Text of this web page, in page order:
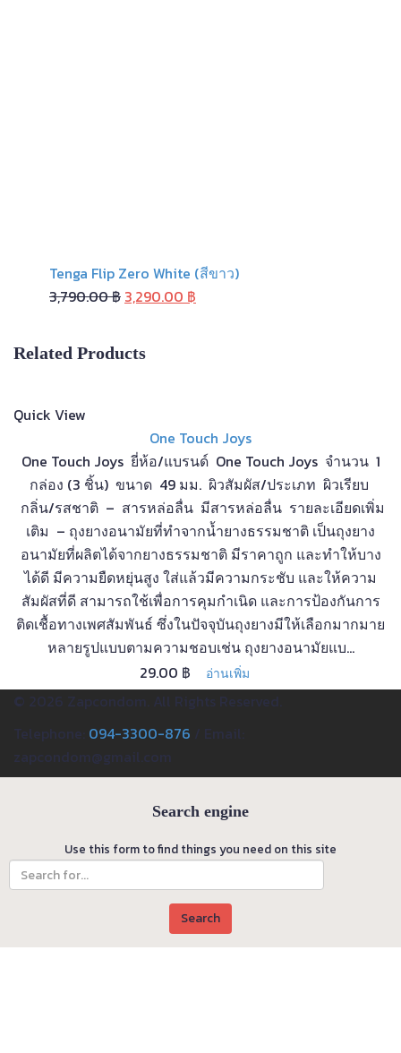
Tenga Flip Zero White (สีขาว)
3,790.00฿ Original
3,790.00 ฿.
3,290.00 ฿
Related Products
Quick View
One Touch Joys
One Touch Joys ยี่ห้อ/แบรนด์ One Touch Joys จำนวน 1
กล่อง (3 ชิ้น) ขนาด 49 มม. ผิวสัมผัส/ประเภท ผิวเรียบ
กลิ่น/รสชาติ – สารหล่อลื่น มีสารหล่อลื่น รายละเอียดเพิ่ม
เติม – ถุงยางอนามัยที่ทำจากน้ำยางธรรมชาติ เป็นถุงยาง
อนามัยที่ผลิตได้จากยางธรรมชาติ มีราคาถูก และทำให้บาง
ได้ดี มีความยืดหยุ่นสูง ใส่แล้วมีความกระชับ และให้ความ
สัมผัสที่ดี สามารถใช้เพื่อการคุมกำเนิด และการป้องกันการ
ติดเชื้อทางเพศสัมพันธ์ ซึ่งในปัจจุบันถุงยางมีให้เลือกมากมาย
หลายรูปแบบตามความชอบเช่น ถุงยางอนามัยแบ...
29.00 ฿ อ่านเพิ่ม
© 2026 Zapcondom. All Rights Reserved.
Telephone: 094-3300-876 / Email:
zapcondom@gmail.com
Search engine
Use this form to find things you need on this site
Search